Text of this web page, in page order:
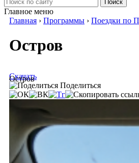
Поиск
Главное меню
Главная › Программы › Поездки по
Остров
Остров
Скачать
Поделиться